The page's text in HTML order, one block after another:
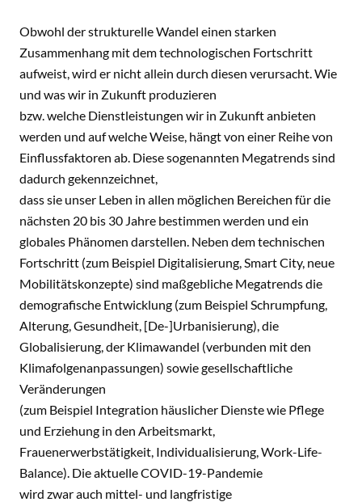
Obwohl der strukturelle Wandel einen starken
Zusammenhang mit dem technologischen Fortschritt
aufweist, wird er nicht allein durch diesen verursacht. Wie
und was wir in Zukunft produzieren
bzw. welche Dienstleistungen wir in Zukunft anbieten
werden und auf welche Weise, hängt von einer Reihe von
Einflussfaktoren ab. Diese sogenannten Megatrends sind
dadurch gekennzeichnet,
dass sie unser Leben in allen möglichen Bereichen für die
nächsten 20 bis 30 Jahre bestimmen werden und ein
globales Phänomen darstellen. Neben dem technischen
Fortschritt (zum Beispiel Digitalisierung, Smart City, neue
Mobilitätskonzepte) sind maßgebliche Megatrends die
demografische Entwicklung (zum Beispiel Schrumpfung,
Alterung, Gesundheit, [De-]Urbanisierung), die
Globalisierung, der Klimawandel (verbunden mit den
Klimafolgenanpassungen) sowie gesellschaftliche
Veränderungen
(zum Beispiel Integration häuslicher Dienste wie Pflege
und Erziehung in den Arbeitsmarkt,
Frauenerwerbstätigkeit, Individualisierung, Work-Life-
Balance). Die aktuelle COVID-19-Pandemie
wird zwar auch mittel- und langfristige